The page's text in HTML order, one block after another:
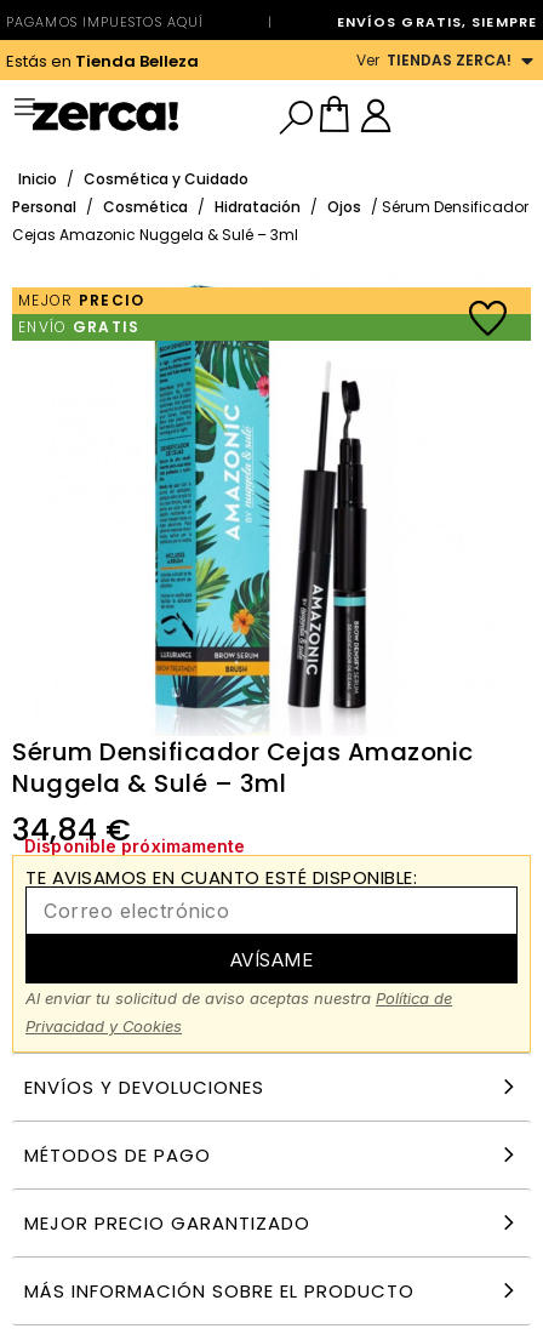
PAGAMOS IMPUESTOS AQUÍ | ENVÍOS GRATIS, SIEMPRE
Estás en Tienda Belleza Ver TIENDAS ZERCA!
Inicio / Cosmética y Cuidado
Personal / Cosmética / Hidratación / Ojos / Sérum Densificador
Cejas Amazonic Nuggela & Sulé – 3ml
MEJOR PRECIO
ENVÍO GRATIS
Sérum Densificador Cejas Amazonic
Nuggela & Sulé – 3ml
34,84€
Disponible próximamente
TE AVISAMOS EN CUANTO ESTÉ DISPONIBLE:
AVÍSAME
Al enviar tu solicitud de aviso aceptas nuestra Política de
Privacidad y Cookies
ENVÍOS Y DEVOLUCIONES
MÉTODOS DE PAGO
MEJOR PRECIO GARANTIZADO
MÁS INFORMACIÓN SOBRE EL PRODUCTO